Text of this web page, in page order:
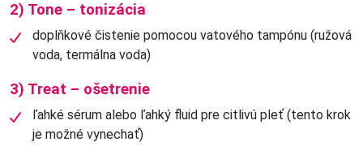
2) Tone – tonizácia
doplňkové čistenie pomocou vatového tampónu (ružová
voda, termálna voda)
3) Treat – ošetrenie
ľahké sérum alebo ľahký fluid pre citlivú pleť (tento krok
je možné vynechať)